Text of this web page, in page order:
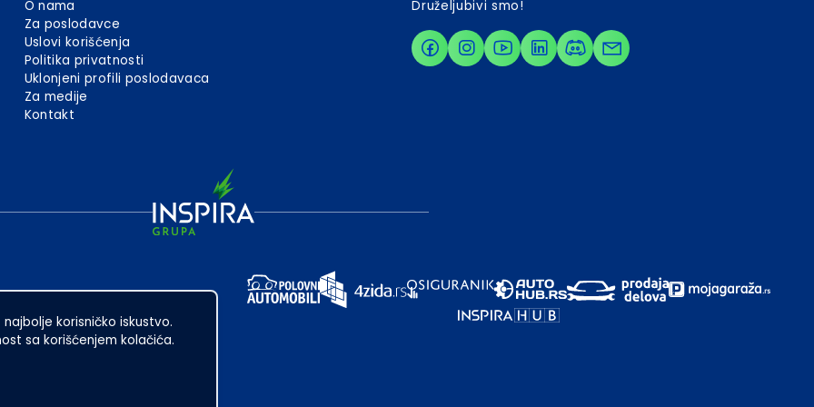
korisničko iskustvo.
sa korišćenjem kolačića.
O nama
Za poslodavce
Uslovi korišćenja
Politika privatnosti
Uklonjeni profili poslodavaca
Za medije
Kontakt
Druželjubivi smo!